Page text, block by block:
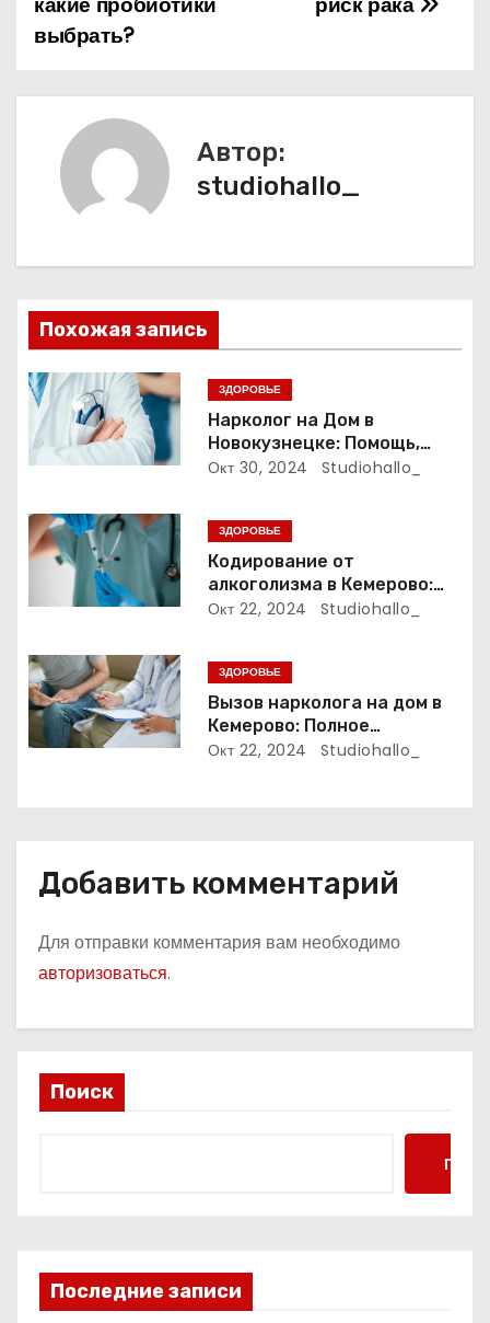
в
и
и
я
п
о
з
а
п
и
я
м
выбрать?
Автор:
studiohallo_
Похожая запись
ЗДОРОВЬЕ
Нарколог на Дом в
Новокузнецке: Помощь,
Которая Всегда Рядом
Окт 30, 2024 Studiohallo_
ЗДОРОВЬЕ
Кодирование от
алкоголизма в Кемерово:
Полный путеводитель
Окт 22, 2024 Studiohallo_
ЗДОРОВЬЕ
Вызов нарколога на дом в
Кемерово: Полное
руководство
Окт 22, 2024 Studiohallo_
Добавить комментарий
Для отправки комментария вам необходимо
авторизоваться.
Поиск
Поиск
Последние записи